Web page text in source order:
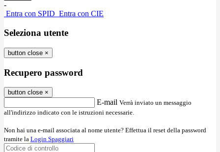
-
Entra con SPID Entra con CIE
Seleziona utente
button close ×
Recupero password
button close ×
E-mail Verrà inviato un messaggio
all'indirizzo indicato con le istruzioni necessarie.
Non hai una e-mail associata al nome utente? Effettua il reset della password
tramite la Login Spaggiari